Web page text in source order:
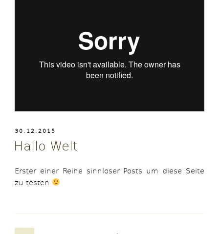
VERÖFFENTLICHT
30.12.2015
Hallo Welt
Erster einer Reihe sinnloser Posts um diese Seite
zu testen